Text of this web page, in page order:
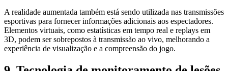
A realidade aumentada também está sendo utilizada nas transmissões
esportivas para fornecer informações adicionais aos espectadores.
Elementos virtuais, como estatísticas em tempo real e replays em
3D, podem ser sobrepostos à transmissão ao vivo, melhorando a
experiência de visualização e a compreensão do jogo.